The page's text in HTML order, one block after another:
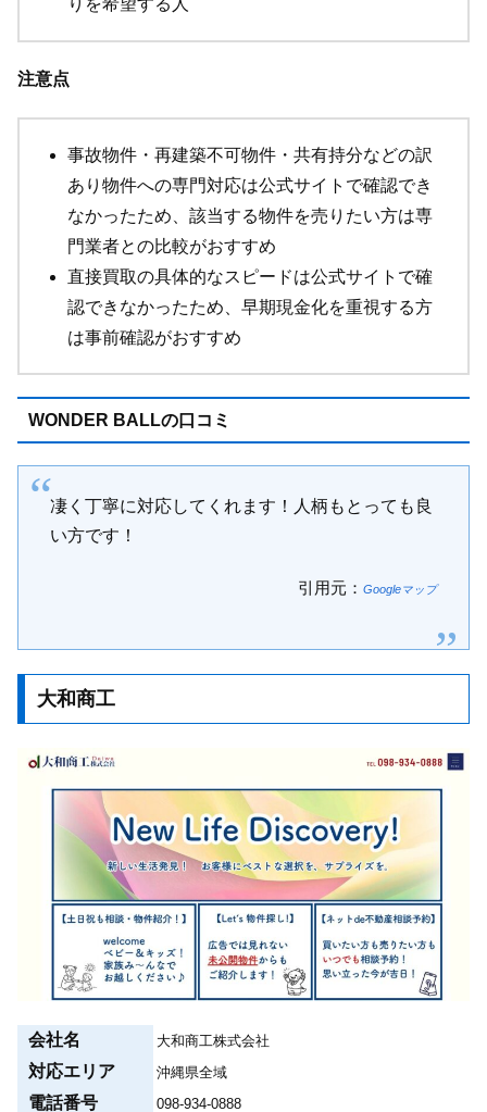
りを希望する人
注意点
事故物件・再建築不可物件・共有持分などの訳
あり物件への専門対応は公式サイトで確認でき
なかったため、該当する物件を売りたい方は専
門業者との比較がおすすめ
直接買取の具体的なスピードは公式サイトで確
認できなかったため、早期現金化を重視する方
は事前確認がおすすめ
WONDER BALLの口コミ
凄く丁寧に対応してくれます！人柄もとっても良
い方です！
引用元：Googleマップ
大和商工
会社名 大和商工株式会社
対応エリア 沖縄県全域
電話番号 098-934-0888